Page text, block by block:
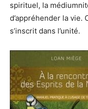
spirituel, la
d’appréhender la
s’inscrit dans l’unité.